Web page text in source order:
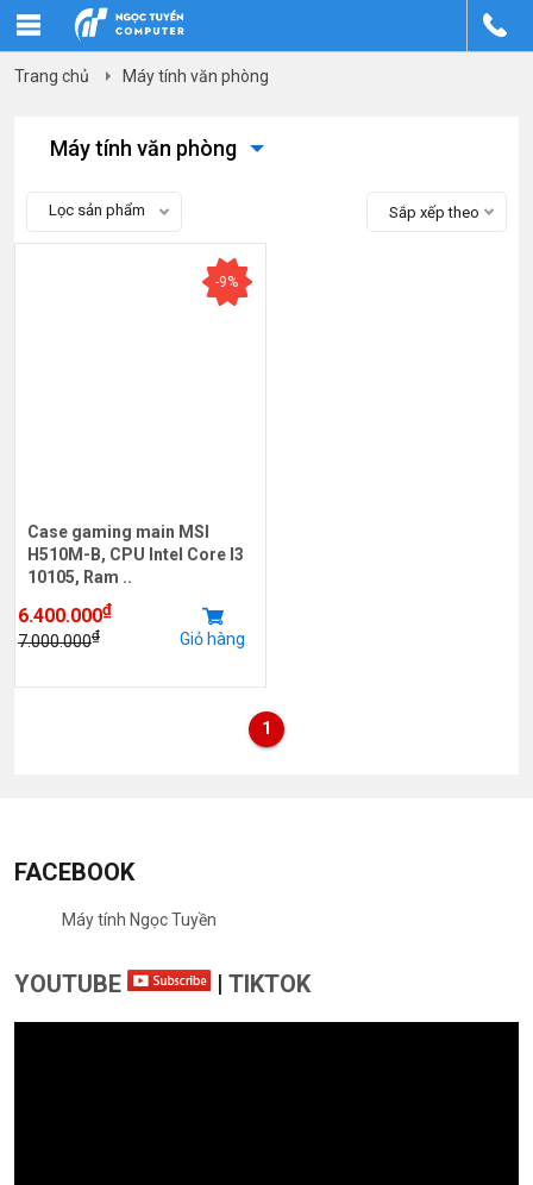
Trang chủ Máy tính văn phòng
Máy tính văn phòng
Lọc sản phẩm Sắp xếp theo
-9%
Case gaming main MSI
H510M-B, CPU Intel Core I3
10105, Ram ..
6.400.000₫
7.000.000₫ Giỏ hàng
1
FACEBOOK
Máy tính Ngọc Tuyền
YOUTUBE | TIKTOK